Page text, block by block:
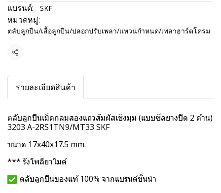
แบรนด์:
SKF
หมวดหมู่:
ตลับลูกปืน/เสื้อลูกปืน/ปลอกปรับเพลา/แหวนกำหนด/เพลาฮาร์ดโครม
แชร์
รายละเอียดสินค้า
ตลับลูกปืนเม็ดกลมสองแถวสัมผัสเชิงมุม (แบบซีลยางปิด 2 ด้าน)
3203 A-2RS1TN9/MT33 SKF
ขนาด 17x40x17.5 mm.
*** รังโพลียาไมด์
ตลับลูกปืนของแท้ 100% จากแบรนด์ชั้นนำ